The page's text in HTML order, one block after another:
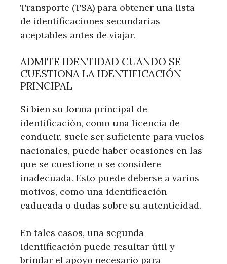
Transporte (TSA) para obtener una lista
de identificaciones secundarias
aceptables antes de viajar.
ADMITE IDENTIDAD CUANDO SE
CUESTIONA LA IDENTIFICACIÓN
PRINCIPAL
Si bien su forma principal de
identificación, como una licencia de
conducir, suele ser suficiente para vuelos
nacionales, puede haber ocasiones en las
que se cuestione o se considere
inadecuada. Esto puede deberse a varios
motivos, como una identificación
caducada o dudas sobre su autenticidad.
En tales casos, una segunda
identificación puede resultar útil y
brindar el apoyo necesario para